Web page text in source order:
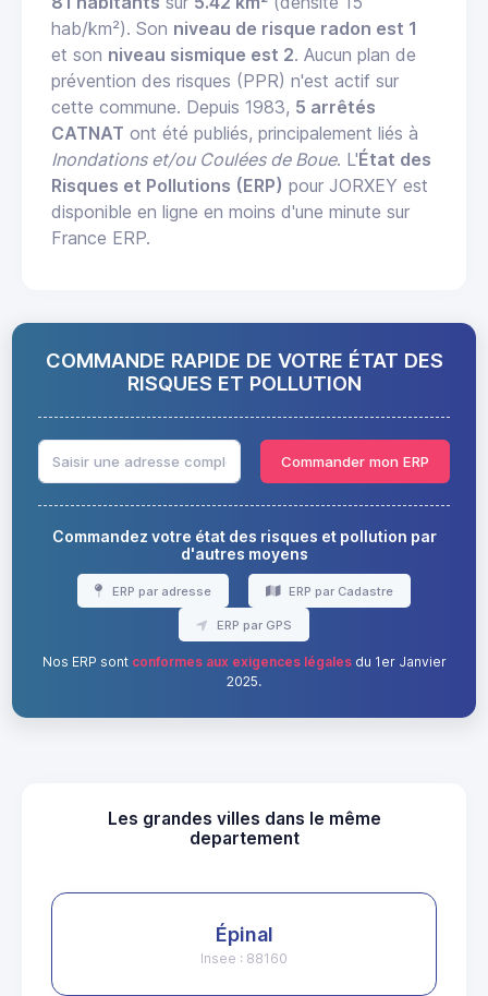
hab/km²). Son niveau de risque radon est 1
et son niveau sismique est 2. Aucun plan de
prévention des risques (PPR) n'est actif sur
cette commune. Depuis 1983, 5 arrêtés
CATNAT ont été publiés, principalement liés à
Inondations et/ou Coulées de Boue. L'État des
Risques et Pollutions (ERP) pour JORXEY est
disponible en ligne en moins d'une minute sur
France ERP.
COMMANDE RAPIDE DE VOTRE ÉTAT DES
RISQUES ET POLLUTION
Commander mon ERP
Commandez votre état des risques et pollution par
d'autres moyens
ERP par adresse ERP par Cadastre
ERP par GPS
Nos ERP sont conformes aux exigences légalesdu 1er Janvier
2025.
Les grandes villes dans le même
departement
Épinal
Insee : 88160